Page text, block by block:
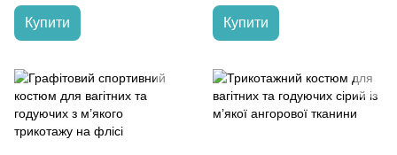
Купити Купити